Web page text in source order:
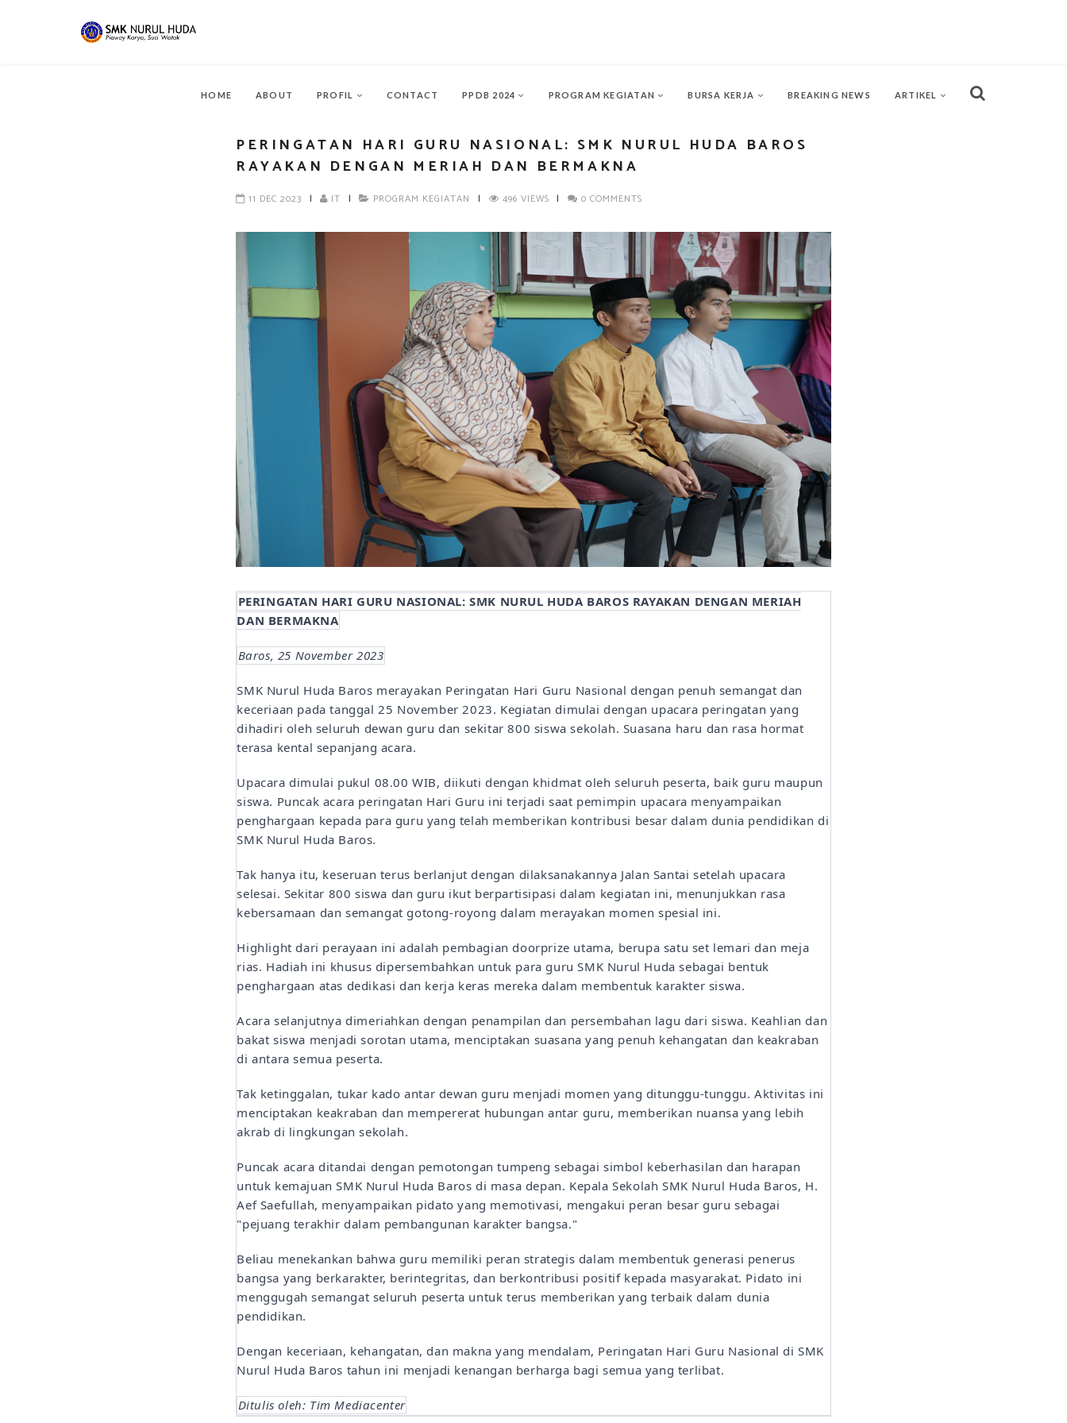
HOME ABOUT PROFIL CONTACT PPDB 2024 PROGRAM KEGIATAN BURSA KERJA BREAKING NEWS ARTIKEL
PERINGATAN HARI GURU NASIONAL: SMK NURUL HUDA BAROS
RAYAKAN DENGAN MERIAH DAN BERMAKNA
11 DEC 2023 | IT | PROGRAM KEGIATAN | 496 VIEWS | 0 COMMENTS
PERINGATAN HARI GURU NASIONAL: SMK NURUL HUDA BAROS RAYAKAN DENGAN MERIAH
DAN BERMAKNA
Baros, 25 November 2023
SMK Nurul Huda Baros merayakan Peringatan Hari Guru Nasional dengan penuh semangat dan
keceriaan pada tanggal 25 November 2023. Kegiatan dimulai dengan upacara peringatan yang
dihadiri oleh seluruh dewan guru dan sekitar 800 siswa sekolah. Suasana haru dan rasa hormat
terasa kental sepanjang acara.
Upacara dimulai pukul 08.00 WIB, diikuti dengan khidmat oleh seluruh peserta, baik guru maupun
siswa. Puncak acara peringatan Hari Guru ini terjadi saat pemimpin upacara menyampaikan
penghargaan kepada para guru yang telah memberikan kontribusi besar dalam dunia pendidikan di
SMK Nurul Huda Baros.
Tak hanya itu, keseruan terus berlanjut dengan dilaksanakannya Jalan Santai setelah upacara
selesai. Sekitar 800 siswa dan guru ikut berpartisipasi dalam kegiatan ini, menunjukkan rasa
kebersamaan dan semangat gotong-royong dalam merayakan momen spesial ini.
Highlight dari perayaan ini adalah pembagian doorprize utama, berupa satu set lemari dan meja
rias. Hadiah ini khusus dipersembahkan untuk para guru SMK Nurul Huda sebagai bentuk
penghargaan atas dedikasi dan kerja keras mereka dalam membentuk karakter siswa.
Acara selanjutnya dimeriahkan dengan penampilan dan persembahan lagu dari siswa. Keahlian dan
bakat siswa menjadi sorotan utama, menciptakan suasana yang penuh kehangatan dan keakraban
di antara semua peserta.
Tak ketinggalan, tukar kado antar dewan guru menjadi momen yang ditunggu-tunggu. Aktivitas ini
menciptakan keakraban dan mempererat hubungan antar guru, memberikan nuansa yang lebih
akrab di lingkungan sekolah.
Puncak acara ditandai dengan pemotongan tumpeng sebagai simbol keberhasilan dan harapan
untuk kemajuan SMK Nurul Huda Baros di masa depan. Kepala Sekolah SMK Nurul Huda Baros, H.
Aef Saefullah, menyampaikan pidato yang memotivasi, mengakui peran besar guru sebagai
"pejuang terakhir dalam pembangunan karakter bangsa."
Beliau menekankan bahwa guru memiliki peran strategis dalam membentuk generasi penerus
bangsa yang berkarakter, berintegritas, dan berkontribusi positif kepada masyarakat. Pidato ini
menggugah semangat seluruh peserta untuk terus memberikan yang terbaik dalam dunia
pendidikan.
Dengan keceriaan, kehangatan, dan makna yang mendalam, Peringatan Hari Guru Nasional di SMK
Nurul Huda Baros tahun ini menjadi kenangan berharga bagi semua yang terlibat.
Ditulis oleh: Tim Mediacenter